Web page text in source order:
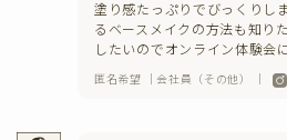
塗り感たっぷりでびっくりし
るベースメイクの方法も知り
したいのでオンライン体験会
匿名希望 ｜会社員（その他） ｜